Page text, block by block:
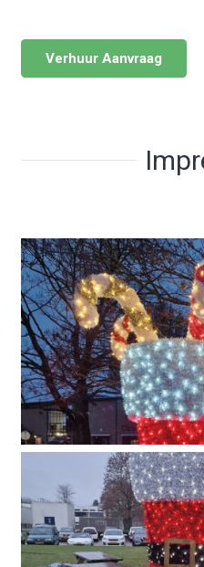
Verhuur Aanvraag